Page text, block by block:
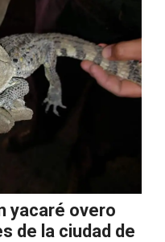
yacaré overo
de la ciudad de